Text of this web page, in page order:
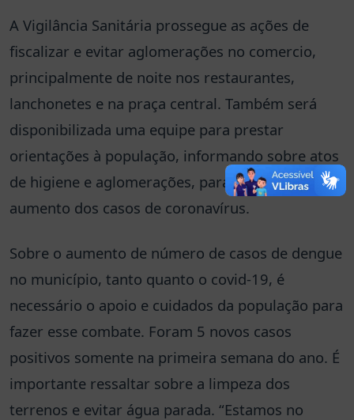
A Vigilância Sanitária prossegue as ações de
fiscalizar e evitar aglomerações no comercio,
principalmente de noite nos restaurantes,
lanchonetes e na praça central. Também será
disponibilizada uma equipe para prestar
orientações à população, informando sobre atos
de higiene e aglomerações, para evitar o
aumento dos casos de coronavírus.
Sobre o aumento de número de casos de dengue
no município, tanto quanto o covid-19, é
necessário o apoio e cuidados da população para
fazer esse combate. Foram 5 novos casos
positivos somente na primeira semana do ano. É
importante ressaltar sobre a limpeza dos
terrenos e evitar água parada. “Estamos no